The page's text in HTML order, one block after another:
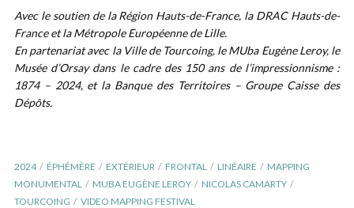
Avec le soutien de la Région Hauts-de-France, la DRAC Hauts-de-
France et la Métropole Européenne de Lille.
En partenariat avec la Ville de Tourcoing, le MUba Eugène Leroy, le
Musée d’Orsay dans le cadre des 150 ans de l’impressionnisme :
1874 – 2024, et la Banque des Territoires – Groupe Caisse des
Dépôts.
2024 ÉPHÉMÈRE EXTÉRIEUR FRONTAL LINÉAIRE
MAPPING
MONUMENTAL
MUBA EUGÈNE LEROY
NICOLAS CAMARTY
TOURCOING
VIDEO MAPPING FESTIVAL